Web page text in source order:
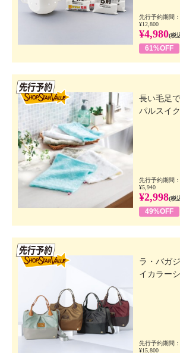
先行予約期間
¥12,800
¥4,980(税
61%OFF
長い毛足
パルスイ
先行予約期間
¥5,940
¥2,998(税
49%OFF
ラ・バガ
イカラー
先行予約期間
¥15,800